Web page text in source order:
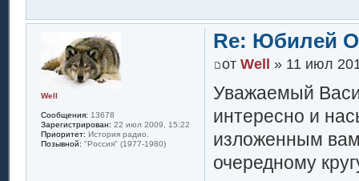
Re: Юбилей
от Well » 11 июл
Уважаемый
интересно и
изложенным
очередному
Well
Сообщения: 13678
Зарегистрирован: 22 июл 2009, 15:22
Приоритет: История радио.
Позывной: "Россия" (1977-1980)